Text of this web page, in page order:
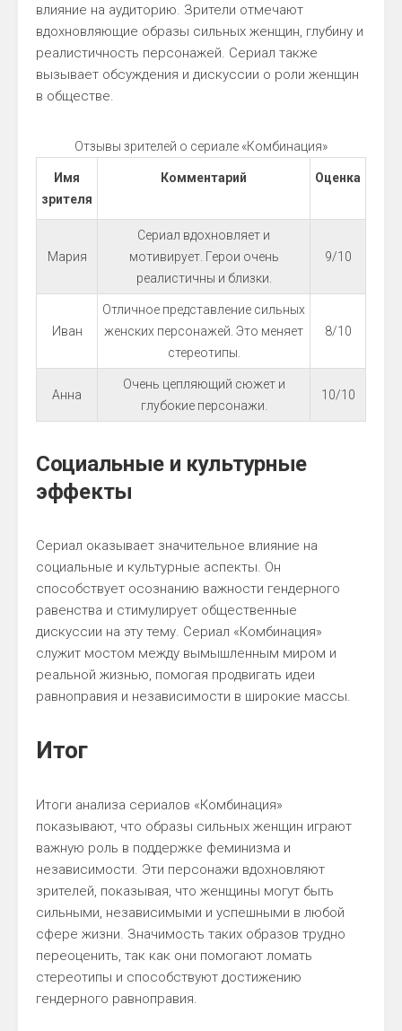
влияние на аудиторию. Зрители отмечают
вдохновляющие образы сильных женщин, глубину и
реалистичность персонажей. Сериал также
вызывает обсуждения и дискуссии о роли женщин
в обществе.
Отзывы зрителей о сериале «Комбинация»
Имя
зрителя
Комментарий Оценка
Мария
Сериал вдохновляет и
мотивирует. Герои очень
реалистичны и близки.
9/10
Иван
Отличное представление сильных
женских персонажей. Это меняет
стереотипы.
8/10
Анна
Очень цепляющий сюжет и
глубокие персонажи.
10/10
Социальные и культурные
эффекты
Сериал оказывает значительное влияние на
социальные и культурные аспекты. Он
способствует осознанию важности гендерного
равенства и стимулирует общественные
дискуссии на эту тему. Сериал «Комбинация»
служит мостом между вымышленным миром и
реальной жизнью, помогая продвигать идеи
равноправия и независимости в широкие массы.
Итог
Итоги анализа сериалов «Комбинация»
показывают, что образы сильных женщин играют
важную роль в поддержке феминизма и
независимости. Эти персонажи вдохновляют
зрителей, показывая, что женщины могут быть
сильными, независимыми и успешными в любой
сфере жизни. Значимость таких образов трудно
переоценить, так как они помогают ломать
стереотипы и способствуют достижению
гендерного равноправия.